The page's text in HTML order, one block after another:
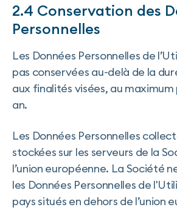
2.4 Conservation des
Personnelles‍
Les Données Personnelles de
pas conservées au-delà de la
aux finalités visées, au maximum
an.
Les Données Personnelles
stockées sur les serveurs de la
l’union européenne. La Société
les Données Personnelles de
pays situés en dehors de l’union